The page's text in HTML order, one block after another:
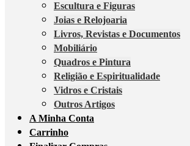
Escultura e Figuras
Joias e Relojoaria
Livros, Revistas e Documentos
Mobiliário
Quadros e Pintura
Religião e Espiritualidade
Vidros e Cristais
Outros Artigos
A Minha Conta
Carrinho